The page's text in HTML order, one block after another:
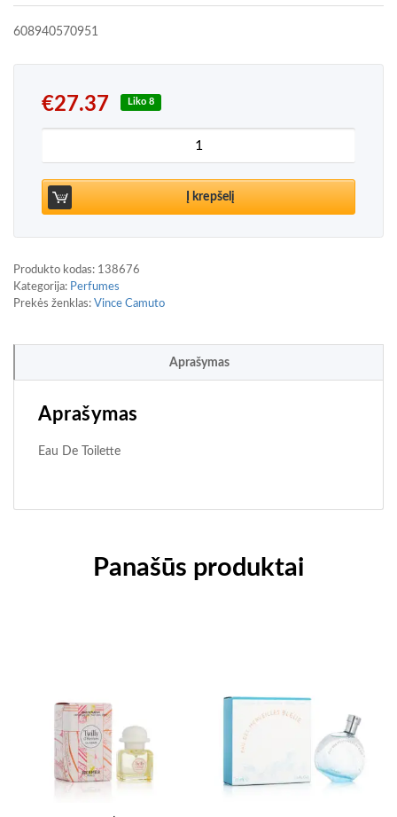
608940570951
€27.37 Liko 8
produkto kiekis: Vince Camuto Terra Eau De
Į krepšelį
Produkto kodas: 138676
Kategorija: Perfumes
Prekės ženklas: Vince Camuto
Aprašymas
Aprašymas
Eau De Toilette
Panašūs produktai